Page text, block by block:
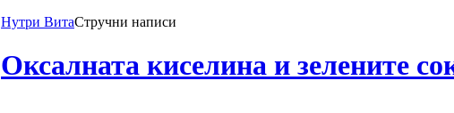
Нутри ВитаСтручни написи
Оксалната киселина и зелените